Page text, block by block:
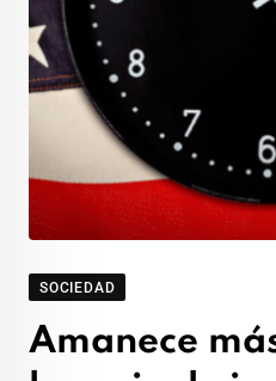
SOCIEDAD
Amanece